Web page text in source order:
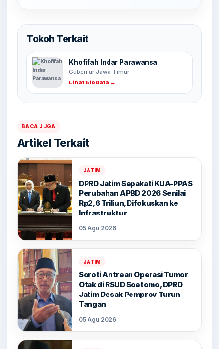
Tokoh Terkait
Khofifah Indar Parawansa
Gubernur Jawa Timur
Lihat Biodata →
BACA JUGA
Artikel Terkait
JATIM
DPRD Jatim Sepakati KUA-PPAS
Perubahan APBD 2026 Senilai
Rp2,6 Triliun, Difokuskan ke
Infrastruktur
05 Agu 2026
JATIM
Soroti Antrean Operasi Tumor
Otak di RSUD Soetomo, DPRD
Jatim Desak Pemprov Turun
Tangan
05 Agu 2026